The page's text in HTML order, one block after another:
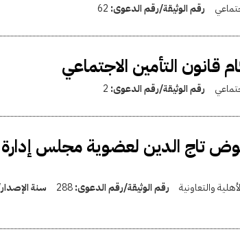
رقم الوثيقة/رقم الدعوى: 62
قانون التأمين الاجتماعي
رقم الوثيقة/رقم الدعوى: 2
تاج الدين لعضوية مجلس إدارة
والتعاونية رقم الوثيقة/رقم الدعوى:288 سنة